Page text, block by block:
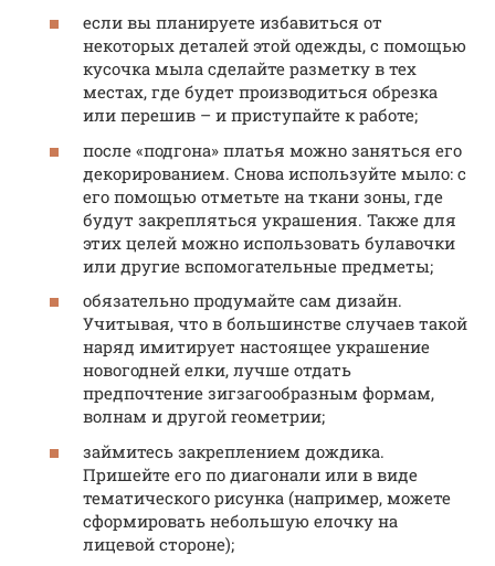
если вы планируете избавиться от
некоторых деталей этой одежды, с помощью
кусочка мыла сделайте разметку в тех
местах, где будет производиться обрезка
или перешив – и приступайте к работе;
после «подгона» платья можно заняться его
декорированием. Снова используйте мыло: с
его помощью отметьте на ткани зоны, где
будут закрепляться украшения. Также для
этих целей можно использовать булавочки
или другие вспомогательные предметы;
обязательно продумайте сам дизайн.
Учитывая, что в большинстве случаев такой
наряд имитирует настоящее украшение
новогодней елки, лучше отдать
предпочтение зигзагообразным формам,
волнам и другой геометрии;
займитесь закреплением дождика.
Пришейте его по диагонали или в виде
тематического рисунка (например, можете
сформировать небольшую елочку на
лицевой стороне);